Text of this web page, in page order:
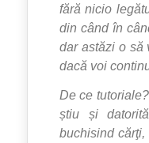
fără nicio
din când în
dar astăzi o să
dacă voi
De ce
știu și
buchisind